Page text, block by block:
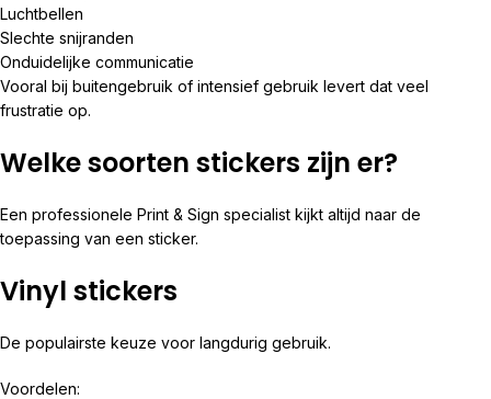
Luchtbellen
Slechte snijranden
Onduidelijke communicatie
Vooral bij buitengebruik of intensief gebruik levert dat veel
frustratie op.
Welke soorten stickers zijn er?
Een professionele Print & Sign specialist kijkt altijd naar de
toepassing van een sticker.
Vinyl stickers
De populairste keuze voor langdurig gebruik.
Voordelen: